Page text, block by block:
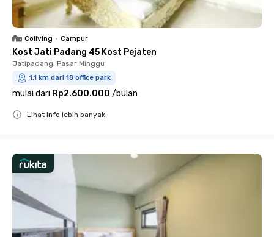
Coliving • Campur
Kost Jati Padang 45 Kost Pejaten
Jatipadang, Pasar Minggu
1.1 km dari 18 office park
mulai dari Rp2.600.000 /bulan
Lihat info lebih banyak